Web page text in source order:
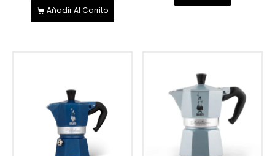
Añadir Al Carrito